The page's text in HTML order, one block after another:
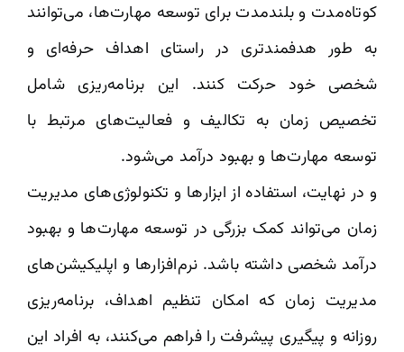
کوتاه‌مدت و بلندمدت برای توسعه مهارت‌ها، می‌توانند
به طور هدفمندتری در راستای اهداف حرفه‌ای و
شخصی خود حرکت کنند. این برنامه‌ریزی شامل
تخصیص زمان به تکالیف و فعالیت‌های مرتبط با
توسعه مهارت‌ها و بهبود درآمد می‌شود.
و در نهایت، استفاده از ابزارها و تکنولوژی‌های مدیریت
زمان می‌تواند کمک بزرگی در توسعه مهارت‌ها و بهبود
درآمد شخصی داشته باشد. نرم‌افزارها و اپلیکیشن‌های
مدیریت زمان که امکان تنظیم اهداف، برنامه‌ریزی
روزانه و پیگیری پیشرفت را فراهم می‌کنند، به افراد این